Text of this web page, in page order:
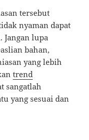
tersebut
nyaman dapat
Jangan lupa
bahan,
yang lebih
trend
sangatlah
yang sesuai dan